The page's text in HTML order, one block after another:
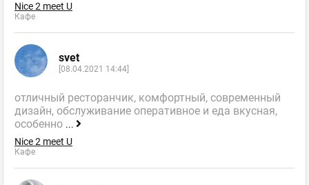
Nice 2 meet U
Кафе
svet
[08.04.2021 14:44]
отличный ресторанчик, комфортный, современный
дизайн, обслуживание оперативное и еда вкусная,
особенно ...
Nice 2 meet U
Кафе